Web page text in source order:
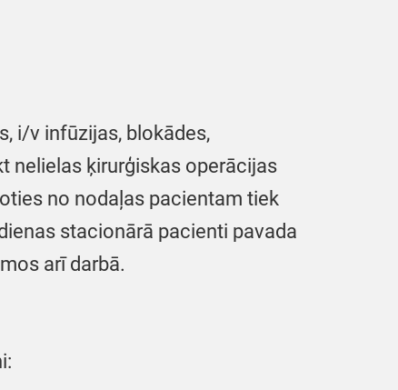
i/v infūzijas, blokādes,
nelielas ķirurģiskas operācijas
no nodaļas pacientam tiek
stacionārā pacienti pavada
arī darbā.